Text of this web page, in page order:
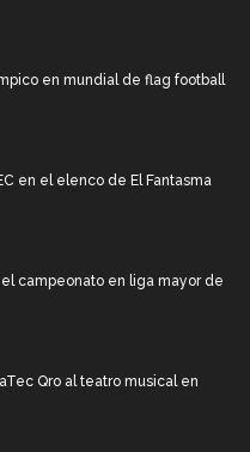
en mundial de flag football
en el elenco de El Fantasma
el campeonato en liga mayor de
Qro al teatro musical en